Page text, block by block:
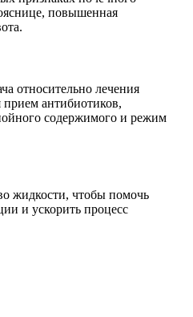
повышенная
относительно лечения
прием антибиотиков,
содержимого и режим
жидкости, чтобы помочь
и ускорить процесс